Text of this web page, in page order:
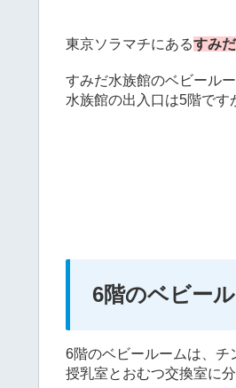
東京ソラマチにあるすみ
すみだ水族館のベビールー
水族館の出入口は5階です
6階のベビー
6階のベビールームは、チ
授乳室とおむつ交換室に分